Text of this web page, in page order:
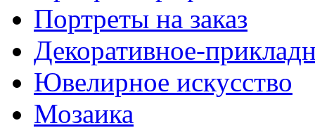
Портреты на заказ
Декоративное-
Ювелирное искусство
Мозаика